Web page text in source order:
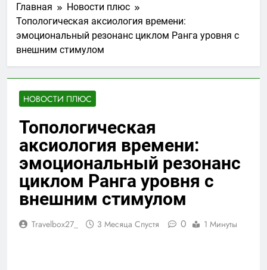
Главная
Новости плюс
Топологическая аксиология времени:
эмоциональный резонанс циклом Ранга уровня с
внешним стимулом
НОВОСТИ ПЛЮС
Топологическая
аксиология времени:
эмоциональный резонанс
циклом Ранга уровня с
внешним стимулом
Travelbox27_ 3 Месяца Спустя 0 1 Минуты